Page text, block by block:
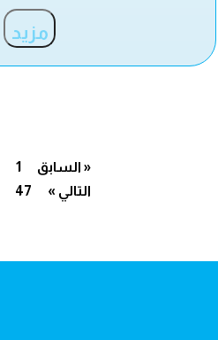
مزيد
« السابق 1
47 التالي »